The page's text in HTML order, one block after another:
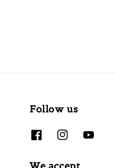
Follow us